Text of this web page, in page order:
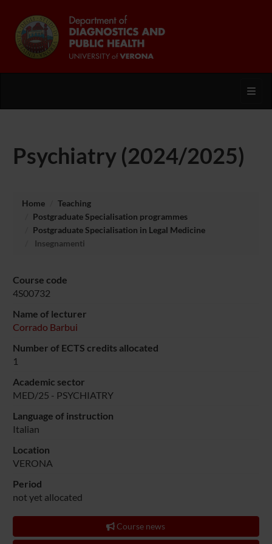
Psychiatry (2024/2025)
Home
Teaching
Postgraduate Specialisation programmes
Postgraduate Specialisation in Legal Medicine
Insegnamenti
Course code
4S00732
Name of lecturer
Corrado Barbui
Number of ECTS credits allocated
1
Academic sector
MED/25 - PSYCHIATRY
Language of instruction
Italian
Location
VERONA
Period
not yet allocated
Course news